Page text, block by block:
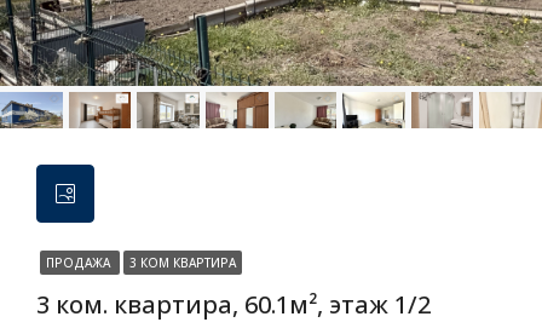
ПРОДАЖА 3 КОМ КВАРТИРА
3 ком. квартира, 60.1м², этаж 1/2